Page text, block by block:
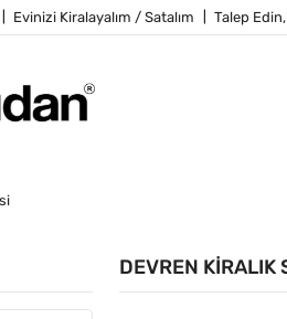
Evinizi Kiralayalım / Satalım Talep
DEVREN KIRALIK